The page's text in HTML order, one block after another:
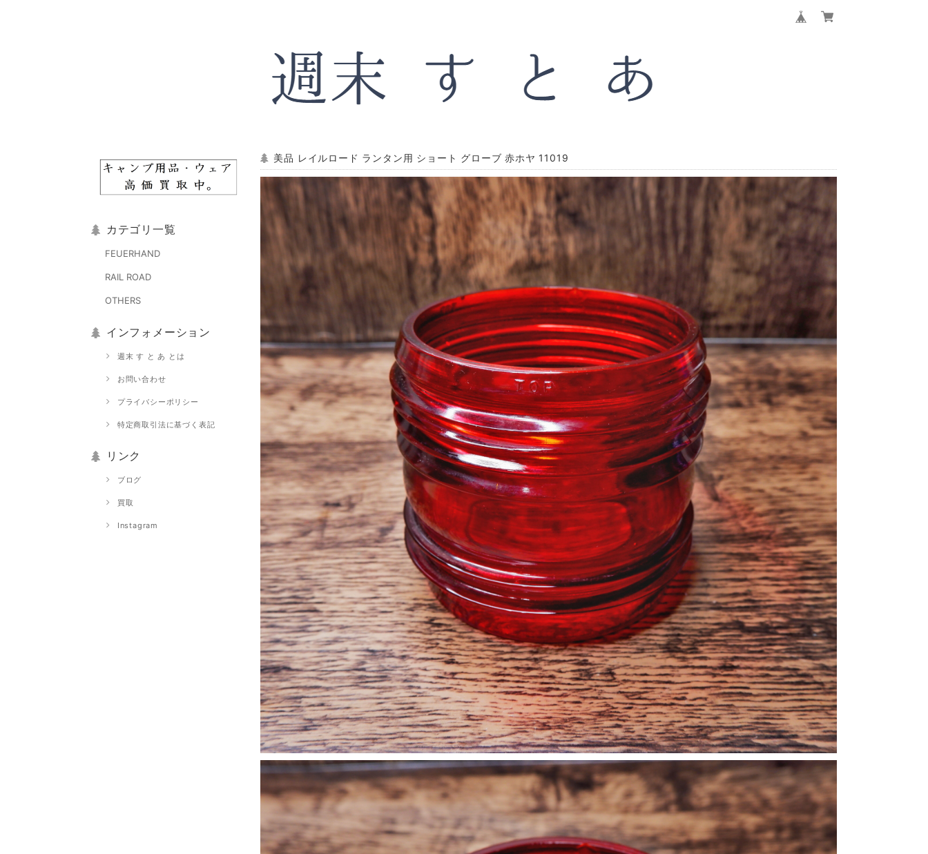
カテゴリ一覧
FEUERHAND
RAIL ROAD
OTHERS
インフォメーション
週末 す と あ とは
お問い合わせ
プライバシーポリシー
特定商取引法に基づく表記
リンク
ブログ
買取
Instagram
美品 レイルロード ランタン用 ショート グローブ 赤ホヤ 11019